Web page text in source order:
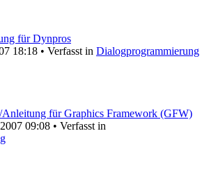
für Dynpros
18:18 • Verfasst in Dialogprogrammierung
Anleitung für Graphics Framework (GFW)
09:08 • Verfasst in